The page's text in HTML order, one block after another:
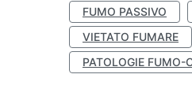
FUMO PASSIVO
VIETATO FUMARE
PATOLOGIE FUMO-